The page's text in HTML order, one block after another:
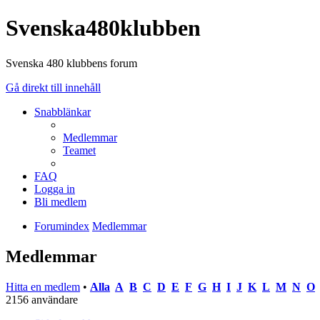
Svenska480klubben
Svenska 480 klubbens forum
Gå direkt till innehåll
Snabblänkar
Medlemmar
Teamet
FAQ
Logga in
Bli medlem
Forumindex Medlemmar
Medlemmar
Hitta en medlem • Alla A B C D E F G H I J K L M N O
2156 användare